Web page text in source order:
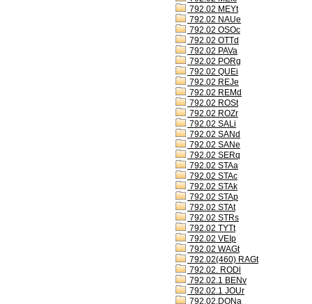
792.02 MEYt
792.02 NAUe
792.02 OSOc
792.02 OTTd
792.02 PAVa
792.02 PORg
792.02 QUEi
792.02 REJe
792.02 REMd
792.02 ROSt
792.02 ROZr
792.02 SALi
792.02 SANd
792.02 SANe
792.02 SERq
792.02 STAa
792.02 STAc
792.02 STAk
792.02 STAp
792.02 STAt
792.02 STRs
792.02 TYTt
792.02 VEIp
792.02 WAGt
792.02(460) RAGt
792.02. RODl
792.02.1 BENv
792.02.1 JOUr
792.02.DONa